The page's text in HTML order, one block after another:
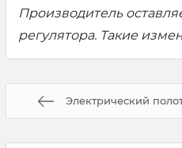
Производитель
регулятора. Такие
Электрический